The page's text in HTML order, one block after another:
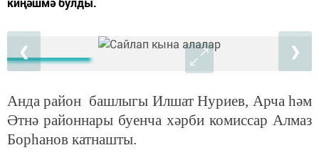
❮ ❯
Анда район башлыгы Илшат Нуриев, Арча һәм
Әтнә районнары буенча хәрби комиссар Алмаз
Борһанов катнашты.